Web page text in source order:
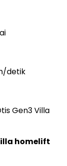
detik
Gen3 Villa
homelift